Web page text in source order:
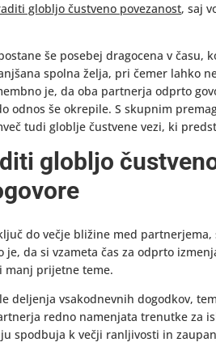
globljo čustveno povezanost, saj
še posebej dragocena v času,
spolna želja, pri čemer lahko
je, da oba partnerja odprto
odnos še okrepile. S skupnim
tudi globlje čustvene vezi, ki
globljo
do večje bližine med
je, da si vzameta čas za odprto
manj prijetne teme.
deljenja vsakodnevnih dogodkov,
redno namenjata trenutke za
spodbuja k večji ranljivosti in